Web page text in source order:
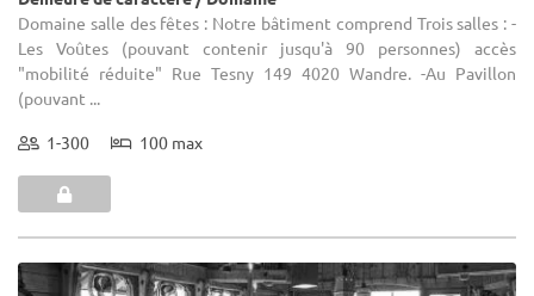
Domaine salle des fêtes : Notre bâtiment comprend Trois salles : -
Les Voûtes (pouvant contenir jusqu'à 90 personnes) accès
"mobilité réduite" Rue Tesny 149 4020 Wandre. -Au Pavillon
(pouvant ...
1-300 100 max